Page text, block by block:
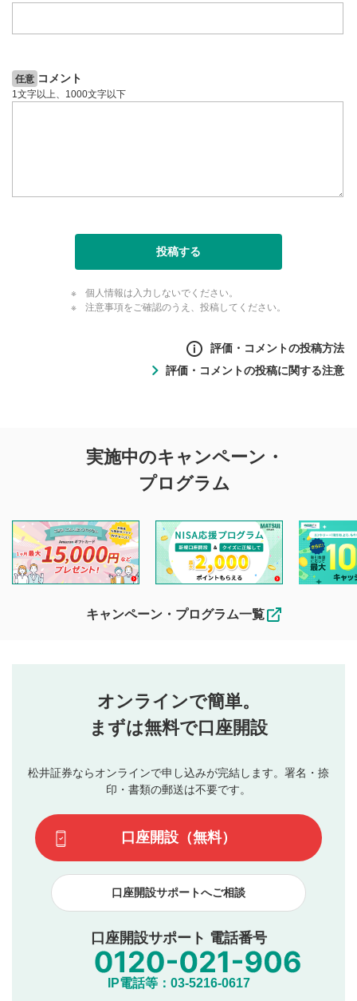
任意 コメント
1文字以上、1000文字以下
投稿する
個人情報は入力しないでください。
注意事項をご確認のうえ、投稿してください。
評価・コメントの投稿方法
投稿するボタン
星で評価をすると投稿できます。（お名前とコメント
動画の評価
です）
評価・コメントの投稿に関する注意
投稿に関する注意
を目的として、各動画コンテンツに、評価およびコメントの
投稿ができます。利用者は以下の注意事項をご理解のうえ、
閲覧および投稿を行うものとしてください。
他の利用者が動画を視聴される際の参考になるコメントをお
待ちしております。
なお、投稿をもって、本注意事項に同意されたものとみなし
行ってください。
当社は、利用者同士、もしくは利用者と第三者間のトラ
ブルによって生じた損害に対して一切の責任を負いませ
評価およびコメントは当社にて審査のうえ、掲載となり
ます。掲載されるまでに日数がかかる場合や掲載されない
てはお答えできません。各動画コンテンツへの掲載をもっ
て結果のご連絡といたします。ご了承ください。
下記の項目に該当すると判断された投稿内容は、掲載を
見合わせる場合がございます。
本動画コンテンツとは無関係の内容の投稿
他者への誹謗中傷や差別的表現投稿
公序良俗に反する内容の投稿
氏名、住所、電話番号など個人を特定できる情報の
他のサイトへの誘導や営利目的、広告・宣伝を目
実施中のキャンペーン・
プログラム
キャンペーン・プログラム一覧
オンラインで簡単。
まずは無料で口座開設
松井証券ならオンラインで申し込みが完結します。署名・捺
印・書類の郵送は不要です。
口座開設（無料）
口座開設サポートへご相談
口座開設サポート 電話番号
IP電話等：03-5216-0617